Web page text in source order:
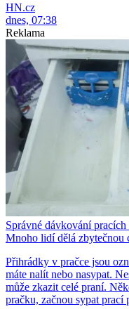
HN.cz
dnes, 07:38
Reklama
Správné dávkování
Mnoho lidí dělá zbytečnou
Přihrádky v pračce jsou
máte nalít nebo nasypat.
může zkazit celé praní.
pračku, začnou sypat prací